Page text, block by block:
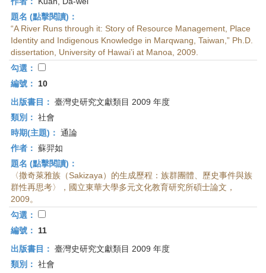
題名 (點擊閱讀)：
“A River Runs through it: Story of Resource Management, Place
Identity and Indigenous Knowledge in Marqwang, Taiwan,” Ph.D.
dissertation, University of Hawai’i at Manoa, 2009.
勾選：
編號：
10
出版書目： 臺灣史研究文獻類目 2009 年度
類別： 社會
時期(主題)： 通論
作者： 蘇羿如
題名 (點擊閱讀)：
〈撒奇萊雅族（Sakizaya）的生成歷程：族群團體、歷史事件與族
群性再思考〉，國立東華大學多元文化教育研究所碩士論文，
2009。
勾選：
編號：
11
出版書目： 臺灣史研究文獻類目 2009 年度
類別： 社會